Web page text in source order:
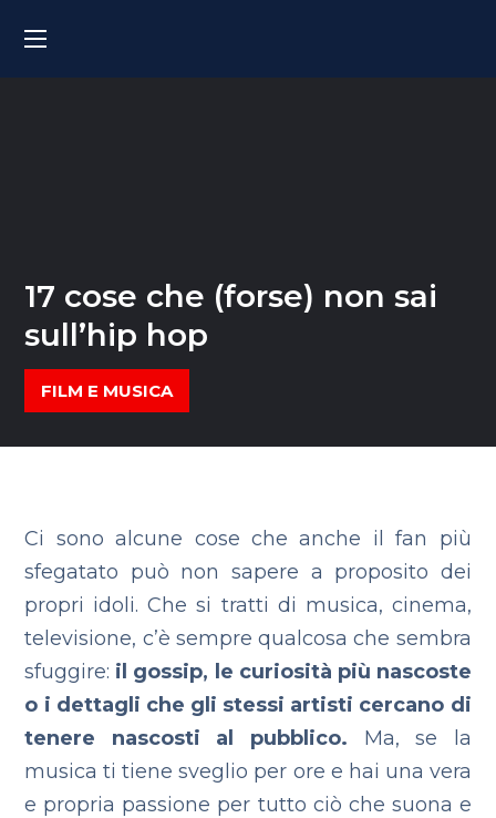
17 cose che (forse) non sai
sull’hip hop
FILM E MUSICA
Ci sono alcune cose che anche il fan più
sfegatato può non sapere a proposito dei
propri idoli. Che si tratti di musica, cinema,
televisione, c’è sempre qualcosa che sembra
sfuggire: il gossip, le curiosità più nascoste
o i dettagli che gli stessi artisti cercano di
tenere nascosti al pubblico.
Ma, se la
musica ti tiene sveglio per ore e hai una vera
e propria passione per tutto ciò che suona e